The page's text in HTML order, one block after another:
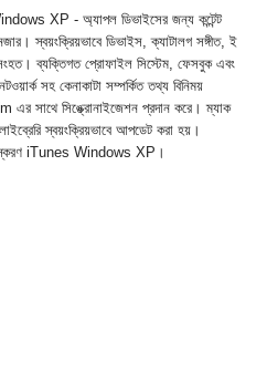
XP - অ্যাপল ডিভাইসের জন্য কন্টেন্ট
স্বয়ংক্রিয়ভাবে ডিভাইস, ক্যাটালগ সঙ্গীত, ই
ব্যক্তিগত প্রোফাইল সিস্টেম, ফেসবুক এবং
সহ কেনাকাটা সম্পর্কিত তথ্য বিনিময়
এর সাথে সিঙ্ক্রোনাইজেশন প্রদান করে। ম্যাক
স্বয়ংক্রিয়ভাবে আপডেট করা হয়।
iTunes Windows XP।